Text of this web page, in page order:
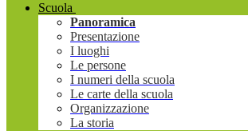
Scuola
Panoramica
Presentazione
I luoghi
Le persone
I numeri della scuola
Le carte della scuola
Organizzazione
La storia